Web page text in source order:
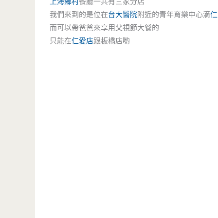
我們來到的是位在台大醫院附近的青年育樂中心滴
而可以帶爸爸來享用父視節大餐的
只能在仁愛店跟板橋店喲